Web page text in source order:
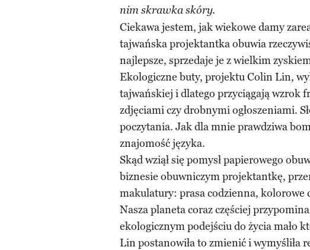
nim skrawka skóry.
Ciekawa jestem, jak wiekowe damy
tajwańska projektantka obuwia
najlepsze, sprzedaje je z wielkim
Ekologiczne buty, projektu Colin Lin,
tajwańskiej i dlatego przyciągają wzrok
zdjęciami czy drobnymi ogłoszeniami.
poczytania. Jak dla mnie prawdziwa
znajomość języka.
Skąd wziął się pomysł papierowego
biznesie obuwniczym projektantkę,
makulatury: prasa codzienna, kolorowe
Nasza planeta coraz częściej
ekologicznym podejściu do życia mało
Lin postanowiła to zmienić i wymyśliła